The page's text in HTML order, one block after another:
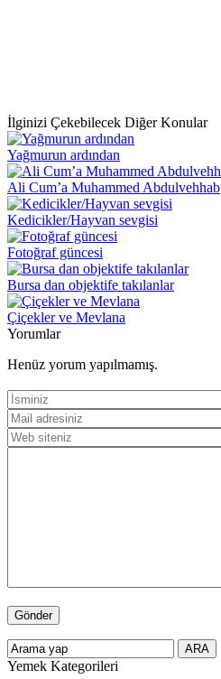
İlginizi Çekebilecek Diğer Konular
Yağmurun ardından
Ali Cum’a Muhammed Abdulvehhab
Kedicikler/Hayvan sevgisi
Fotoğraf güncesi
Bursa dan objektife takılanlar
Çiçekler ve Mevlana
Yorumlar
Henüz yorum yapılmamış.
Yemek Kategorileri